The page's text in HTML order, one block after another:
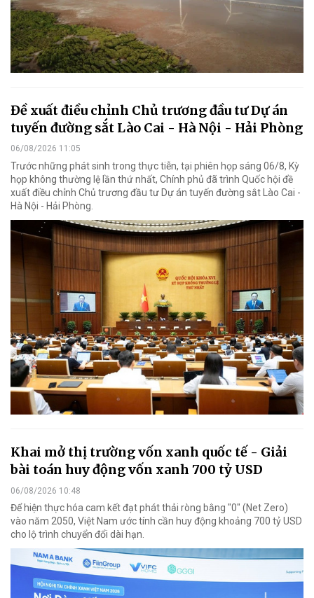
Đề xuất điều chỉnh Chủ trương đầu tư Dự án
tuyến đường sắt Lào Cai - Hà Nội - Hải Phòng
06/08/2026 11:05
Trước những phát sinh trong thực tiễn, tại phiên họp sáng 06/8, Kỳ
họp không thường lệ lần thứ nhất, Chính phủ đã trình Quốc hội đề
xuất điều chỉnh Chủ trương đầu tư Dự án tuyến đường sắt Lào Cai -
Hà Nội - Hải Phòng.
Khai mở thị trường vốn xanh quốc tế - Giải
bài toán huy động vốn xanh 700 tỷ USD
06/08/2026 10:48
Để hiện thực hóa cam kết đạt phát thải ròng bằng "0" (Net Zero)
vào năm 2050, Việt Nam ước tính cần huy động khoảng 700 tỷ USD
cho lộ trình chuyển đổi dài hạn.